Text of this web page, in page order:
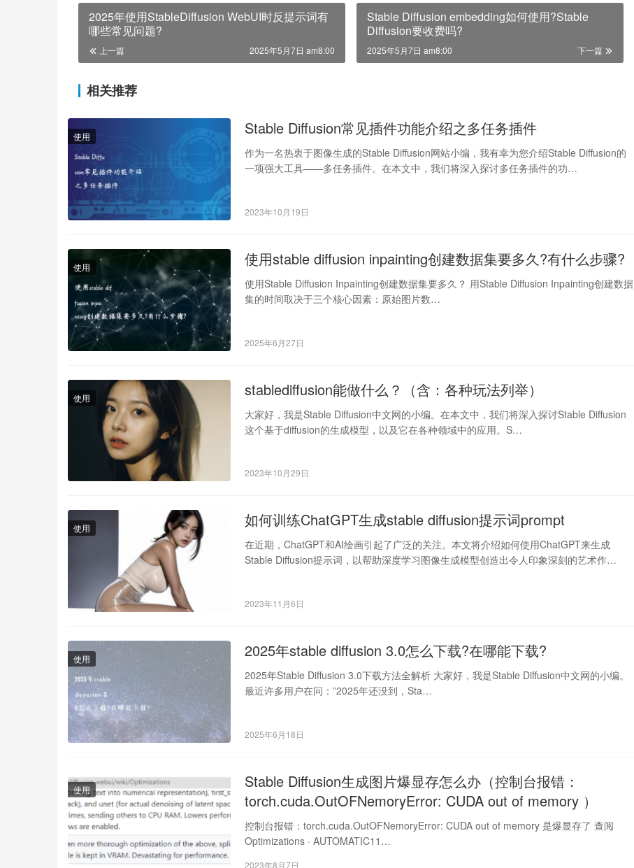
2025年使用StableDiffusion WebUI时反提示词有
哪些常见问题?
上一篇 2025年5月7日 am8:00
Stable Diffusion embedding如何使用?Stable
Diffusion要收费吗?
下一篇
2025年5月7日 am8:00
相关推荐
使用 Stable Diffusion常见插件功能介绍之多任务插件
作为一名热衷于图像生成的Stable Diffusion网站小编，我有幸为您介绍Stable Diffusion的
一项强大工具——多任务插件。在本文中，我们将深入探讨多任务插件的功…
2023年10月19日
使用 使用stable diffusion inpainting创建数据集要多久?有什么步骤?
使用Stable Diffusion Inpainting创建数据集要多久？ 用Stable Diffusion Inpainting创建数据
集的时间取决于三个核心因素：原始图片数…
2025年6月27日
使用 stablediffusion能做什么？（含：各种玩法列举）
大家好，我是Stable Diffusion中文网的小编。在本文中，我们将深入探讨Stable Diffusion
这个基于diffusion的生成模型，以及它在各种领域中的应用。S…
2023年10月29日
使用 如何训练ChatGPT生成stable diffusion提示词prompt
在近期，ChatGPT和AI绘画引起了广泛的关注。本文将介绍如何使用ChatGPT来生成
Stable Diffusion提示词，以帮助深度学习图像生成模型创造出令人印象深刻的艺术作…
2023年11月6日
使用 2025年stable diffusion 3.0怎么下载?在哪能下载?
2025年Stable Diffusion 3.0下载方法全解析 大家好，我是Stable Diffusion中文网的小编。
最近许多用户在问：”2025年还没到，Sta…
2025年6月18日
使用
Stable Diffusion生成图片爆显存怎么办（控制台报错：
torch.cuda.OutOFNemoryError: CUDA out of memory ）
控制台报错：torch.cuda.OutOFNemoryError: CUDA out of memory 是爆显存了 查阅
Optimizations · AUTOMATIC11…
2023年8月7日